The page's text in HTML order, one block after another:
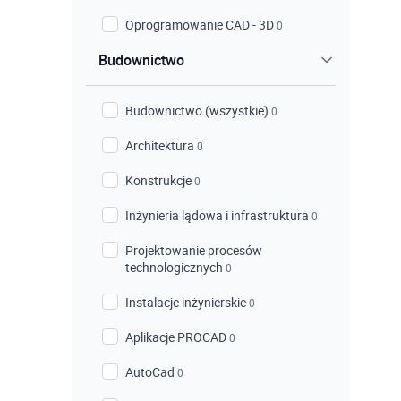
Oprogramowanie CAD - 3D0
Budownictwo
Budownictwo (wszystkie) 0
Architektura 0
Konstrukcje0
Inżynieria lądowa i infrastruktura 0
Projektowanie procesów
technologicznych 0
Instalacje inżynierskie0
Aplikacje PROCAD0
AutoCad 0